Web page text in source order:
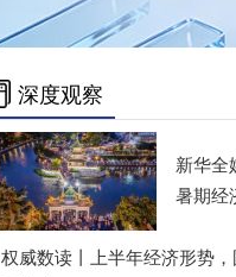
深度观察
新华全
暑期经
权威数读丨上半年经济形势